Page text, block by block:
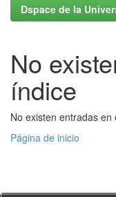
Dspace de la
No
índice
No existen entradas
Página de inicio